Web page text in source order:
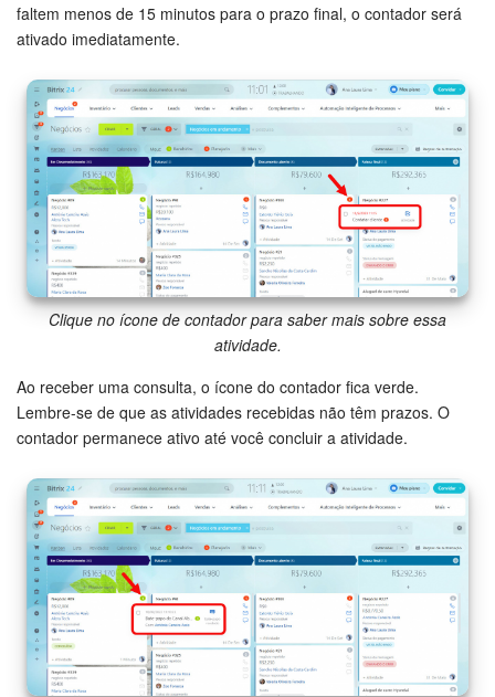
Contact Center
Telefonia
CRM + Loja On-line
Sales Center
Análise CRM
Criador de BI
Marketing
Loja On-line
Gerenciamento do inventário
Empresa
Assinatura eletrônica para RH
faltem menos de 15 minutos para o prazo final, o contador será
ativado imediatamente.
Clique no ícone de contador para saber mais sobre essa
atividade.
Ao receber uma consulta, o ícone do contador fica verde.
Lembre-se de que as atividades recebidas não têm prazos. O
contador permanece ativo até você concluir a atividade.